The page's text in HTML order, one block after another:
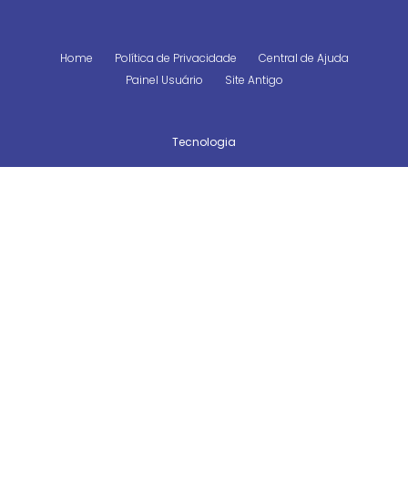
Home Política de Privacidade
Central de Ajuda
Painel Usuário
Site Antigo
Tecnologia